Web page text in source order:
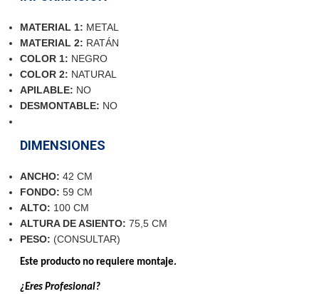
MATERIAL 1: METAL
MATERIAL 2: RATÁN
COLOR 1: NEGRO
COLOR 2: NATURAL
APILABLE: NO
DESMONTABLE: NO
DIMENSIONES
ANCHO:42 CM
FONDO:59 CM
ALTO: 100 CM
ALTURA DE ASIENTO: 75,5 CM
PESO: (CONSULTAR)
Este producto no requiere montaje.
¿Eres Profesional?